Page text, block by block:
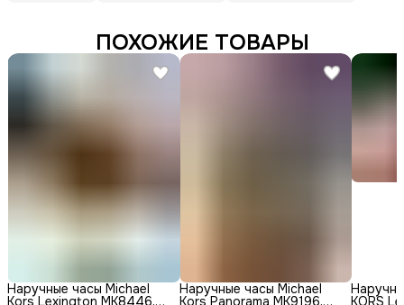
ПОХОЖИЕ ТОВАРЫ
Наручные часы Michael
Kors Lexington MK8446,
Наручные часы Michael
Kors Panorama MK9196, KORS